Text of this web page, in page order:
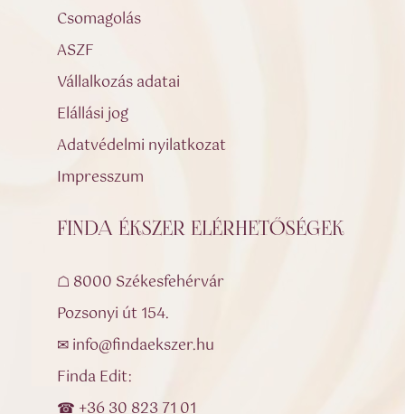
Csomagolás
ASZF
Vállalkozás adatai
Elállási jog
Adatvédelmi nyilatkozat
Impresszum
FINDA ÉKSZER ELÉRHETŐSÉGEK
☖ 8000 Székesfehérvár
Pozsonyi út 154.
✉ info@findaekszer.hu
Finda Edit:
☎ +36 30 823 71 01